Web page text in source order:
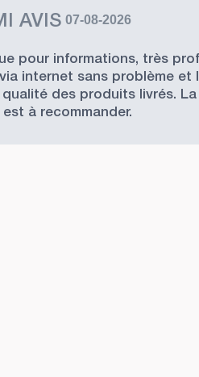
AVIS 07-08-2026
pour informations, très
internet sans problème et
des produits livrés.
est à recommander.